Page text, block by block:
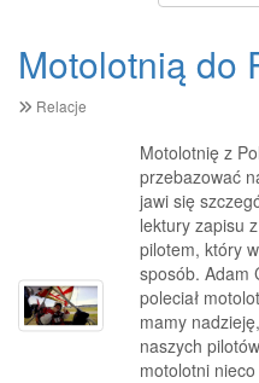
Motolotnią do
Relacje
Motolotnię z
przebazować
jawi się
lektury zapisu
pilotem, który
sposób. Adam
poleciał
mamy
naszych
motolotni